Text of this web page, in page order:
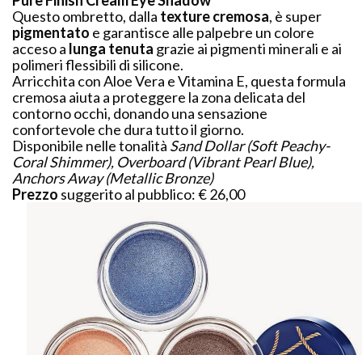
Questo ombretto, dalla texture cremosa, è super
pigmentato e garantisce alle palpebre un colore
acceso a lunga tenuta grazie ai pigmenti minerali e ai
polimeri flessibili di silicone.
Arricchita con Aloe Vera e Vitamina E, questa formula
cremosa aiuta a proteggere la zona delicata del
contorno occhi, donando una sensazione
confortevole che dura tutto il giorno.
Disponibile nelle tonalità Sand Dollar (Soft Peachy-
Coral Shimmer), Overboard (Vibrant Pearl Blue),
Anchors Away (Metallic Bronze)
Prezzo suggerito al pubblico: € 26,00